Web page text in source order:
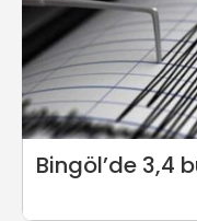
Bingöl’de 3,4